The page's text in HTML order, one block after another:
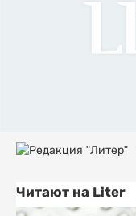
Читают на Liter